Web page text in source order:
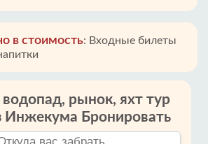
в стоимость: Входные билеты
рынок, яхт тур
Инжекума Бронировать